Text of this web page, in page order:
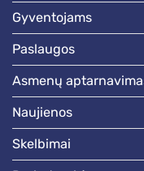
gyventojams
paslaugos
asmenų
naujienos
skelbimai